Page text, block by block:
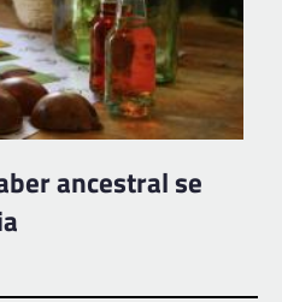
ancestral se